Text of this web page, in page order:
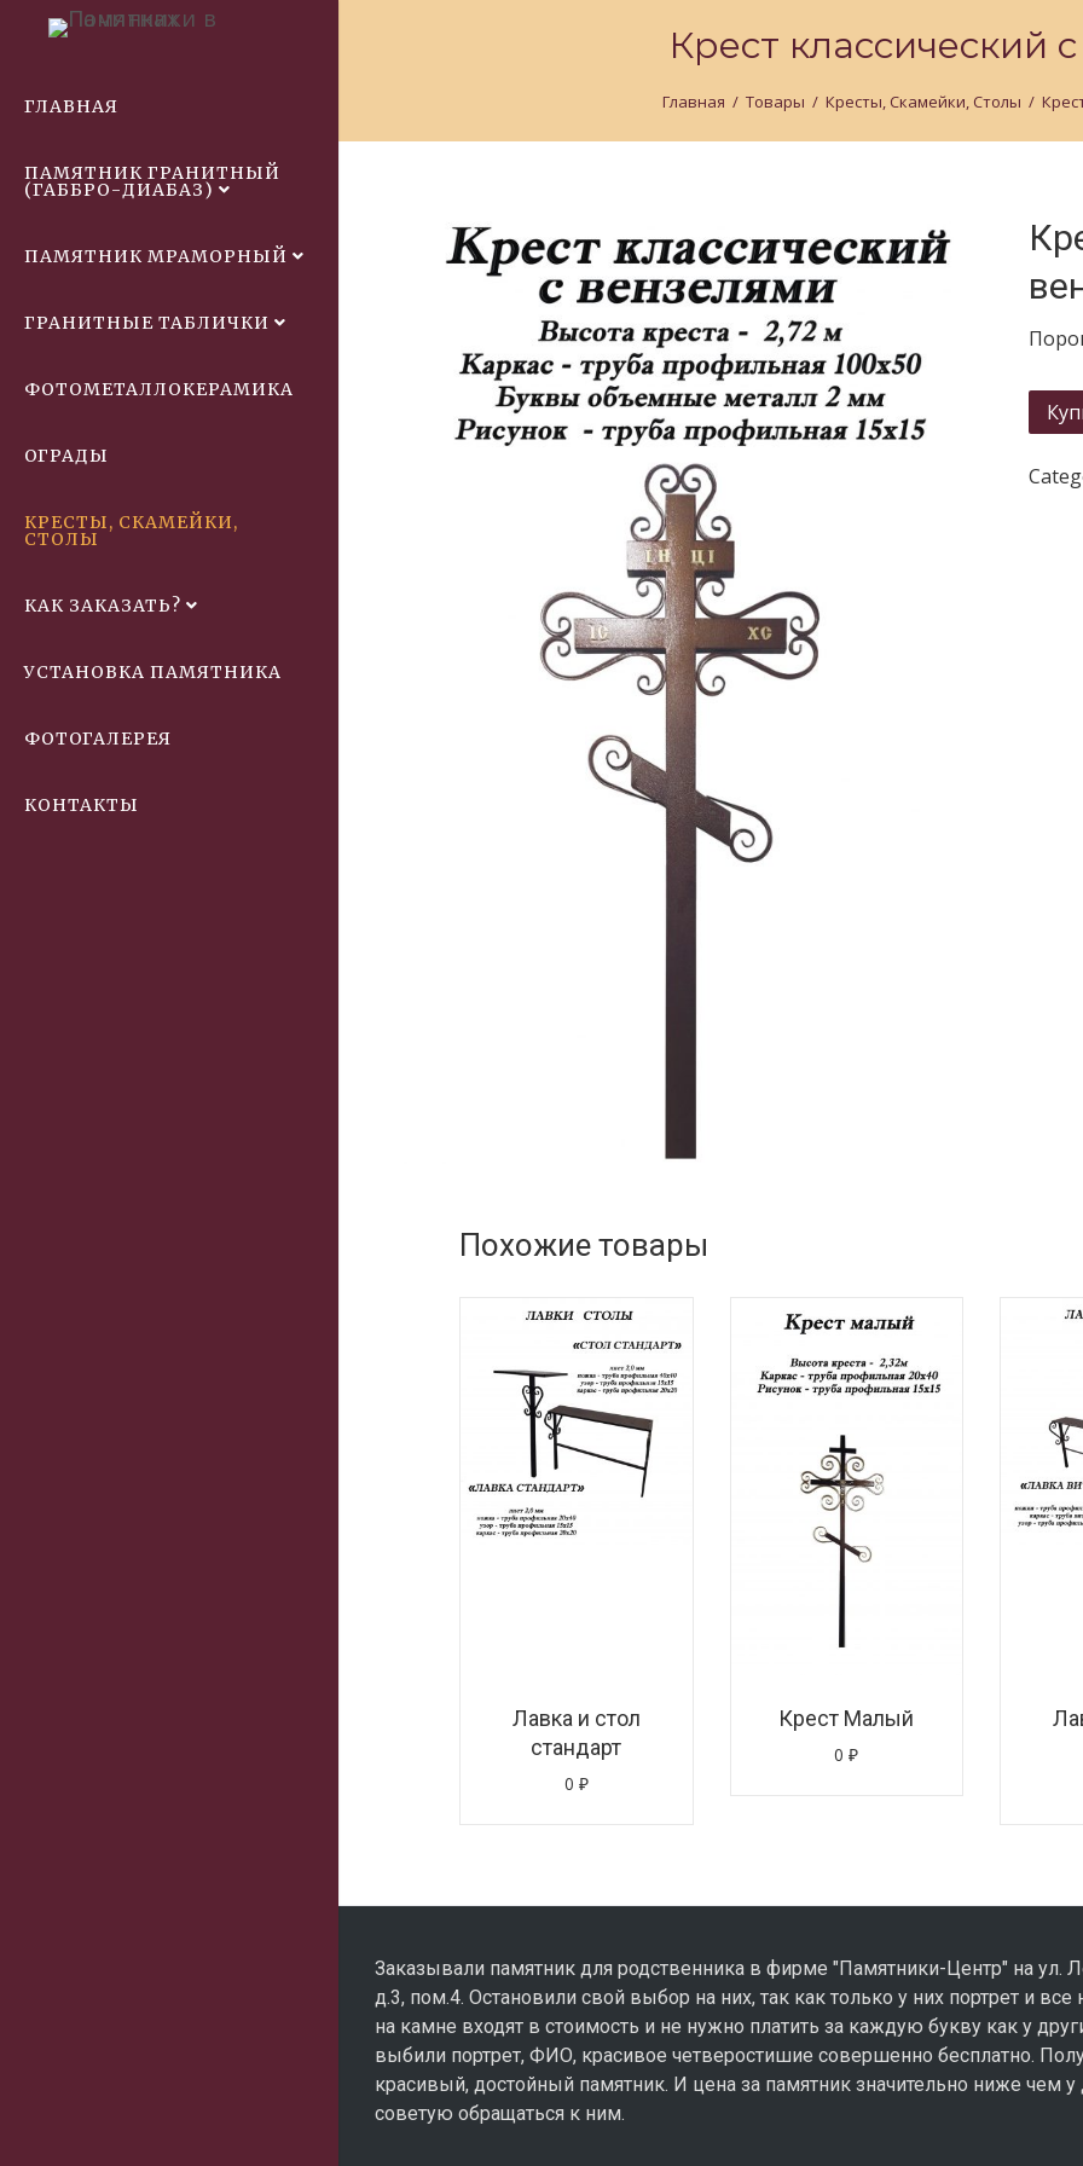
ГЛАВНАЯ
ПАМЯТНИК ГРАНИТНЫЙ
(ГАББРО-ДИАБАЗ)
ПАМЯТНИК МРАМОРНЫЙ
ГРАНИТНЫЕ ТАБЛИЧКИ
ФОТОМЕТАЛЛОКЕРАМИКА
ОГРАДЫ
КРЕСТЫ, СКАМЕЙКИ,
СТОЛЫ
КАК ЗАКАЗАТЬ?
УСТАНОВКА ПАМЯТНИКА
ФОТОГАЛЕРЕЯ
КОНТАКТЫ
Крест классический
Главная / Товары / Кресты, Скамейки, Столы /
Похожие товары
Лавка и стол
стандарт
0 ₽
Подробнее
Крест Малый
0₽
Подробнее
Заказывали памятник для родственника в фирме "Памятники-Центр" на ул.
д.3, пом.4. Остановили свой выбор на них, так как только у них портрет и все
на камне входят в стоимость и не нужно платить за каждую букву как у
выбили портрет, ФИО, красивое четверостишие совершенно бесплатно.
красивый, достойный памятник. И цена за памятник значительно ниже чем у
советую обращаться к ним.